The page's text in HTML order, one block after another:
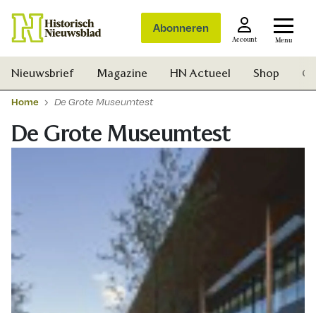
Abonneren
Account Menu
Zoek
Nieuwsbrief Magazine HN Actueel Shop
Home De Grote Museumtest
De Grote Museumtest